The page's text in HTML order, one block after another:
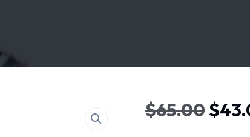
$65.00$